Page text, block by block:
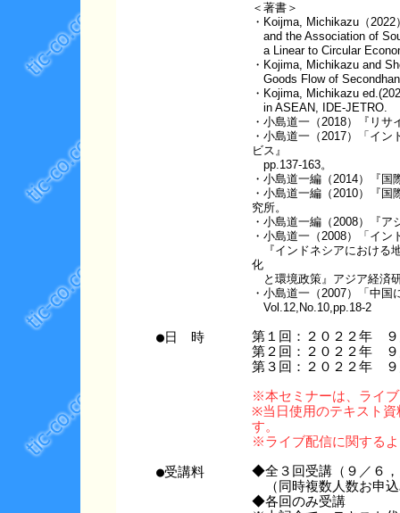
＜著書＞
・Koijma, Michikazu（
and the Association of
a Linear to Circular
・Kojima, Michikazu and
Goods Flow of
・Kojima, Michikazu
in ASEAN, IDE-JETRO.
・小島道一（2018）『リ
・小島道一（2017）「イ
ビス』
pp.137-163。
・小島道一編（2014）『
・小島道一編（2010）『
究所。
・小島道一編（2008）『
・小島道一（2008）「イ
『インドネシアにおける
化
と環境政策』アジア経済
・小島道一（2007）「中
Vol.12,No.10,pp.18-2
●日 時
第１回：２０２２年
第２回：２０２２年
第３回：２０２２年
※本セミナーは、ライ
※当日使用のテキスト資
す。
※ライブ配信に関する
●受講料
◆全３回受講（９／６
（同時複数人数お申
◆各回のみ受講